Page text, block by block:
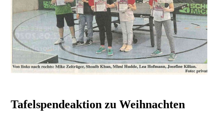
Tafelspendeaktion zu Weihnachten